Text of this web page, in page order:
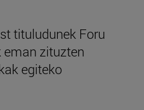
tituludunek Foru
eman zituzten
egiteko